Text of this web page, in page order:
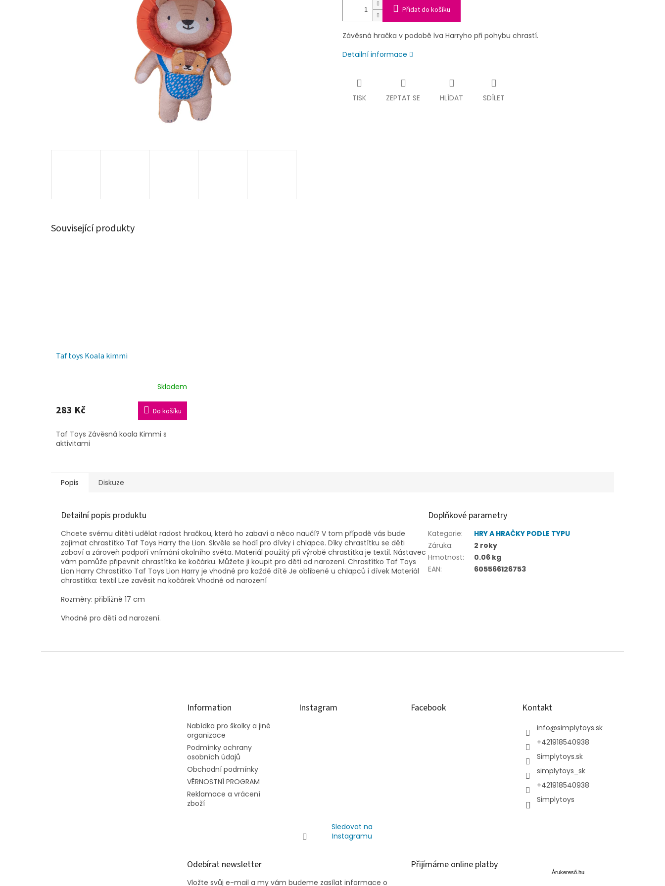
Přidat do košíku
Závěsná hračka v podobě lva Harryho při pohybu chrastí.
Detailní informace
TISK ZEPTAT SE HLÍDAT SDÍLET
Související produkty
Taf toys Koala kimmi
Skladem
283 Kč Do košíku
Taf Toys Závěsná koala Kimmi s
aktivitami
Popis Diskuze
Detailní popis produktu
Chcete svému dítěti udělat radost hračkou, která ho zabaví a něco naučí? V tom případě vás bude
zajímat chrastítko Taf Toys Harry the Lion. Skvěle se hodí pro dívky i chlapce. Díky chrastítku se děti
zabaví a zároveň podpoří vnímání okolního světa. Materiál použitý při výrobě chrastítka je textil. Nástavec
vám pomůže připevnit chrastítko ke kočárku. Můžete ji koupit pro děti od narození. Chrastítko Taf Toys
Lion Harry Chrastítko Taf Toys Lion Harry je vhodné pro každé dítě Je oblíbené u chlapců i dívek Materiál
chrastítka: textil Lze zavěsit na kočárek Vhodné od narození
Rozměry: přibližně 17 cm
Vhodné pro děti od narození.
Doplňkové parametry
Kategorie:
HRY A HRAČKY PODLE TYPU
Záruka:
2 roky
Hmotnost:
0.06 kg
EAN: 605566126753
Information
Nabídka pro školky a jiné
organizace
Podmínky ochrany
osobních údajů
Obchodní podmínky
VĚRNOSTNÍ PROGRAM
Reklamace a vrácení
zboží
Instagram
Sledovat na
Instagramu
Facebook Kontakt
info@simplytoys.sk
+421918540938
Simplytoys.sk
simplytoys_sk
+421918540938
Simplytoys
Odebírat newsletter
Vložte svůj e-mail a my vám budeme zasílat informace o
Přijímáme online platby
Árukereső.hu